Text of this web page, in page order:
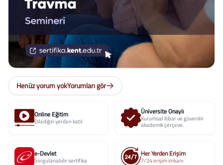
Henüz yorum yokYorumları gör
Online Eğitim
Dilediğin yerden katıl
Üniversite Onaylı
Kurumsal itibar ve güvenilir
akademik çerçeve.
e-Devlet
Sorgulanabilir sertifika
Her Yerden Erişim
7/24 erişim imkanı